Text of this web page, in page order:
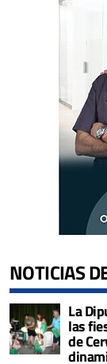
NOTICIAS
La
las
de